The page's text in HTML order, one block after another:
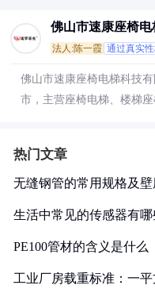
佛山市速康座椅电
法人:陈一霞 通过真实
佛山市速康座椅电梯科技
市，主营座椅电梯、楼梯
热门文章
无缝钢管的常用规格及壁
生活中常见的传感器有
PE100管材的含义是什么
工业厂房载重标准：一